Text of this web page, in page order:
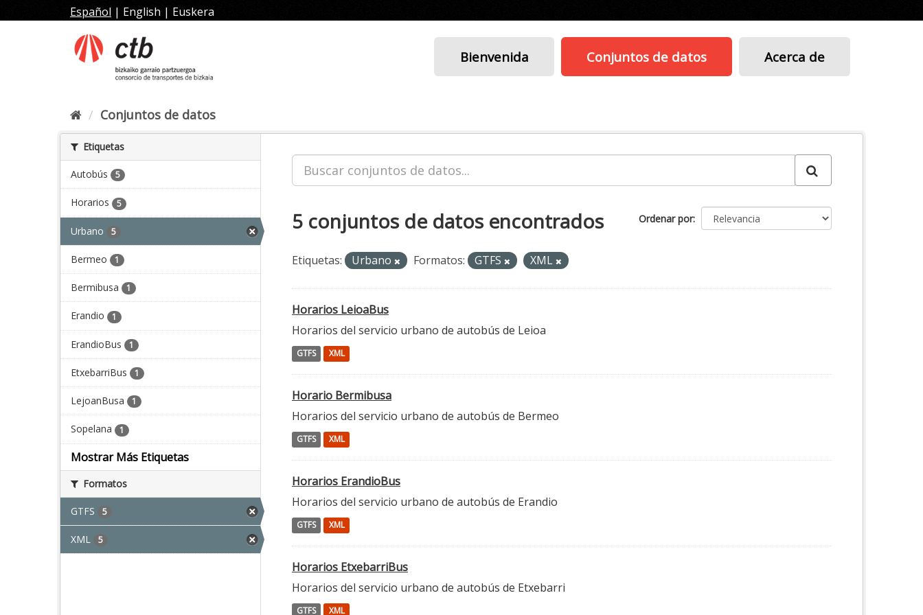
al
Español | English | Euskera
Bienvenida Conjuntos de datos Acerca de
Conjuntos de datos
Etiquetas
Autobús 5
Horarios 5
Urbano 5
Bermeo 1
Bermibusa 1
Erandio 1
ErandioBus 1
EtxebarriBus 1
LejoanBusa 1
Sopelana 1
Mostrar Más Etiquetas
Formatos
GTFS 5
XML 5
Ordenar por
5 conjuntos de datos encontrados
Etiquetas: Urbano Formatos: GTFS XML
Horarios LeioaBus
Horarios del servicio urbano de autobús de Leioa
GTFS XML
Horario Bermibusa
Horarios del servicio urbano de autobús de Bermeo
GTFS XML
Horarios ErandioBus
Horarios del servicio urbano de autobús de Erandio
GTFS XML
Horarios EtxebarriBus
Horarios del servicio urbano de autobús de Etxebarri
GTFS XML